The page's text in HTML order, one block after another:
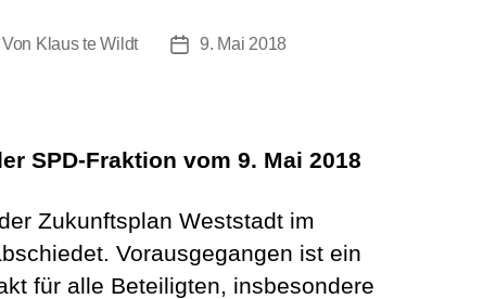
Von Klaus te Wildt Beitragsdatum
9. Mai 2018
SPD-Fraktion vom 9. Mai 2018
Zukunftsplan Weststadt im
Vorausgegangen ist ein
für alle Beteiligten, insbesondere